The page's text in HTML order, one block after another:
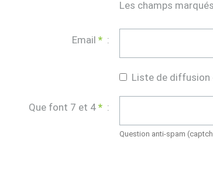
Les champs
Email * :
Liste de diffusion
Que font 7 et 4 * :
Question anti-spam